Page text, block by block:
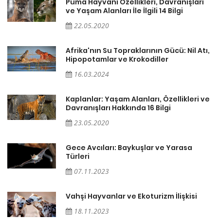
ve Yaşam Alanları İle İlgili 14 Bilgi
22.05.2020
Afrika'nın Su Topraklarının Gücü: Nil Atı,
Hipopotamlar ve Krokodiller
16.03.2024
Kaplanlar: Yaşam Alanları, Özellikleri ve
Davranışları Hakkında 16 Bilgi
23.05.2020
Gece Avcıları: Baykuşlar ve Yarasa
Türleri
07.11.2023
Vahşi Hayvanlar ve Ekoturizm İlişkisi
18.11.2023